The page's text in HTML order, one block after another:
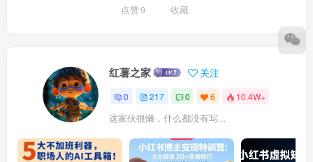
点赞9 收藏
红薯之家 关注
0 217 0 6 10.4W+
这家伙很懒，什么都没有写...